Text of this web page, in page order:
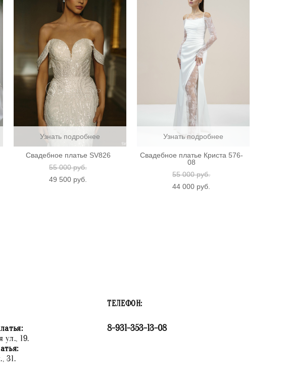
Узнать подробнее
Свадебное платье SV826
55 000 pуб.
49 500 pуб.
Узнать подробнее
Свадебное платье Криста 576-
08
55 000 pуб.
44 000 pуб.
ул., 19.
31.
ТЕЛЕФОН:
8-931-353-13-08